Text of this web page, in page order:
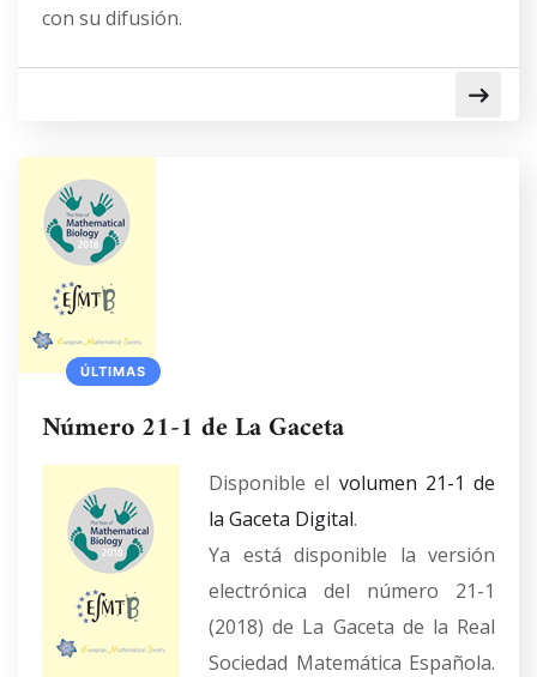
con su difusión.
ÚLTIMAS
Número 21-1 de La Gaceta
Disponible el volumen 21-1 de
la Gaceta Digital.
Ya está disponible la versión
electrónica del número 21-1
(2018) de La Gaceta de la Real
Sociedad Matemática Española.